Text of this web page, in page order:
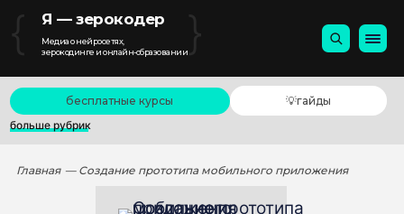
{ Я — зерокодер
Медиа о нейросетях,
зерокодинге и онлайн-образовании}
бесплатные курсы
💡гайды
больше рубрик
Главная — Создание прототипа мобильного приложения